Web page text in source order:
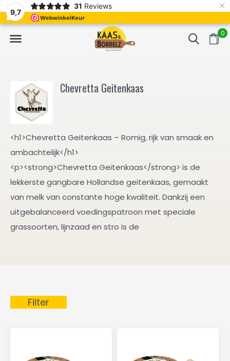
9,7
31 Reviews ×
0
Vers van het mes en gevacumeerd Vaak volgende
Chevretta Geitenkaas
<h1>Chevretta Geitenkaas – Romig, rijk van smaak en
ambachtelijk</h1>
<p><strong>Chevretta Geitenkaas</strong> is de
lekkerste gangbare Hollandse geitenkaas, gemaakt
van melk van constante hoge kwaliteit. Dankzij een
uitgebalanceerd voedingspatroon met speciale
grassoorten, lijnzaad en stro is de
Filter